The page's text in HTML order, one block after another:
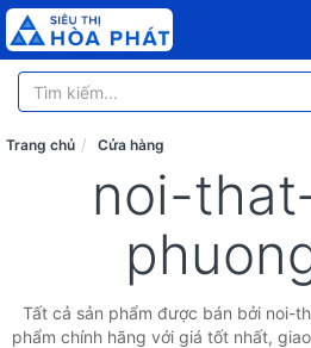
Trang chủ Cửa hàng
noi-
Tất cả sản phẩm được bán bởi noi-
phẩm chính hãng với giá tốt nhất,